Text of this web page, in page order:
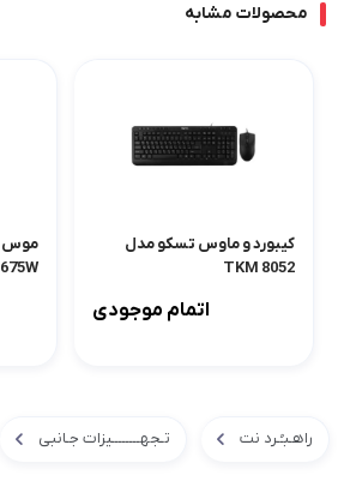
محصولات مشابه
کیبورد و ماوس تسکو مدل
TKM 8052
اتمام موجودی
675W
راهـبـُـرد نت تـجهــــــــیزات جـانبی